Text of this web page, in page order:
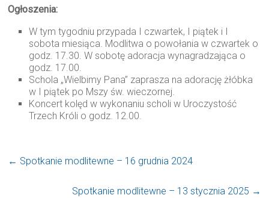
Ogłoszenia:
W tym tygodniu przypada I czwartek, I piątek i I
sobota miesiąca. Modlitwa o powołania w czwartek o
godz. 17.30. W sobotę adoracja wynagradzająca o
godz. 17.00.
Schola „Wielbimy Pana” zaprasza na adorację żłóbka
w I piątek po Mszy św. wieczornej.
Koncert kolęd w wykonaniu scholi w Uroczystość
Trzech Króli o godz. 12.00.
← Spotkanie modlitewne – 16 grudnia 2024
Spotkanie modlitewne – 13 stycznia 2025 →